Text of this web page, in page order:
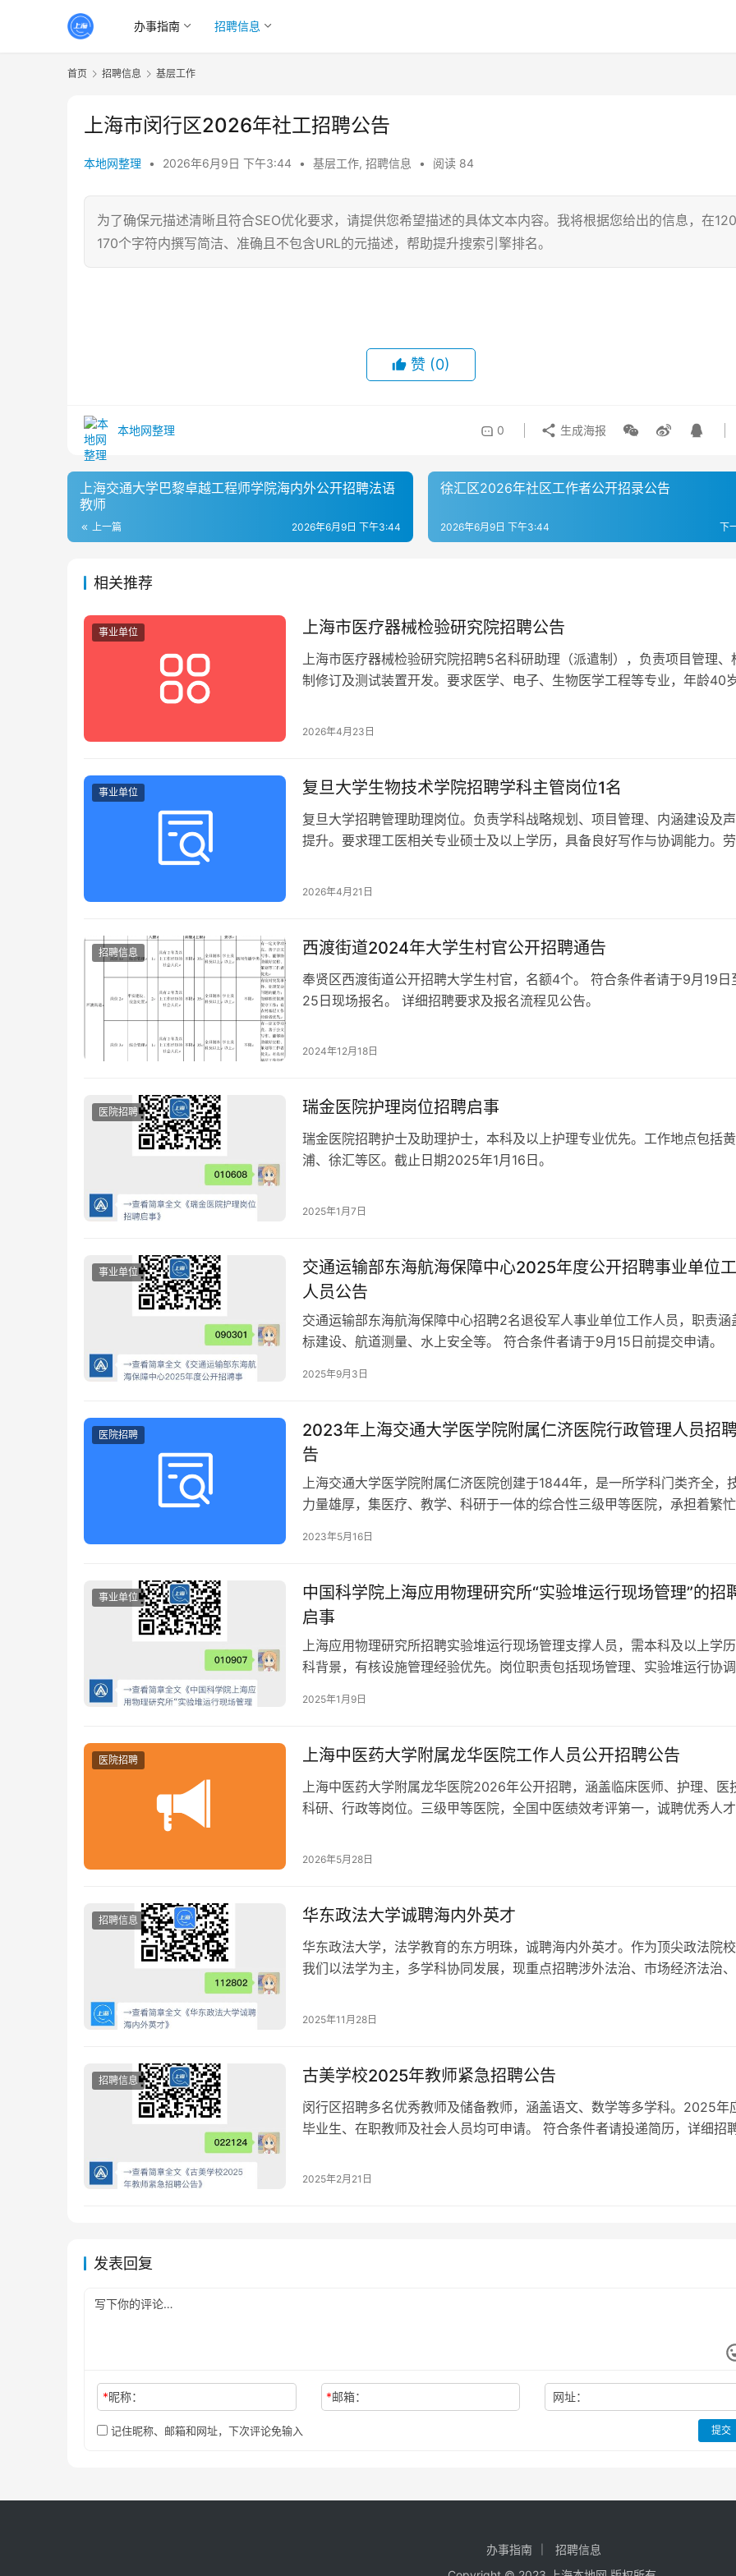
办事指南 招聘信息
首页 招聘信息 基层工作
上海市闵行区2026年社工招聘公告
本地网整理 • 2026年6月9日 下午3:44 • 基层工作, 招聘信息 • 阅读 84
为了确保元描述清晰且符合SEO优化要求，请提供您希望描述的具体文本内容。我将根据您给出的信息，在
170个字符内撰写简洁、准确且不包含URL的元描述，帮助提升搜索引擎排名。
赞 (0)
本地网整理 0 生成海报
上海交通大学巴黎卓越工程师学院海内外公开招聘法语
教师
上一篇 2026年6月9日 下午3:44
徐汇区2026年社区工作者公开招录公告
下
2026年6月9日 下午3:44
相关推荐
事业单位 上海市医疗器械检验研究院招聘公告
上海市医疗器械检验研究院招聘5名科研助理（派遣制），负责项目管理、
制修订及测试装置开发。要求医学、电子、生物医学工程等专业，年龄40
2026年4月23日
事业单位 复旦大学生物技术学院招聘学科主管岗位1名
复旦大学招聘管理助理岗位。负责学科战略规划、项目管理、内涵建设及
提升。要求理工医相关专业硕士及以上学历，具备良好写作与协调能力。劳
2026年4月21日
招聘信息 西渡街道2024年大学生村官公开招聘通告
奉贤区西渡街道公开招聘大学生村官，名额4个。 符合条件者请于9月19日
25日现场报名。 详细招聘要求及报名流程见公告。
2024年12月18日
医院招聘 瑞金医院护理岗位招聘启事
瑞金医院招聘护士及助理护士，本科及以上护理专业优先。工作地点包括黄
浦、徐汇等区。截止日期2025年1月16日。
2025年1月7日
事业单位
交通运输部东海航海保障中心2025年度公开招聘事业单位
人员公告
交通运输部东海航海保障中心招聘2名退役军人事业单位工作人员，职责涵
标建设、航道测量、水上安全等。 符合条件者请于9月15日前提交申请。
2025年9月3日
医院招聘
2023年上海交通大学医学院附属仁济医院行政管理人员招
告
上海交通大学医学院附属仁济医院创建于1844年，是一所学科门类齐全，
力量雄厚，集医疗、教学、科研于一体的综合性三级甲等医院，承担着繁忙
2023年5月16日
事业单位
中国科学院上海应用物理研究所“实验堆运行现场管理”的招
启事
上海应用物理研究所招聘实验堆运行现场管理支撑人员，需本科及以上学
科背景，有核设施管理经验优先。岗位职责包括现场管理、实验堆运行协调
2025年1月9日
医院招聘 上海中医药大学附属龙华医院工作人员公开招聘公告
上海中医药大学附属龙华医院2026年公开招聘，涵盖临床医师、护理、医
科研、行政等岗位。三级甲等医院，全国中医绩效考评第一，诚聘优秀人才
2026年5月28日
招聘信息 华东政法大学诚聘海内外英才
华东政法大学，法学教育的东方明珠，诚聘海内外英才。作为顶尖政法院校
我们以法学为主，多学科协同发展，现重点招聘涉外法治、市场经济法治、
“经天学者”计划与全面政策保障，共创辉煌。
2025年11月28日
招聘信息 古美学校2025年教师紧急招聘公告
闵行区招聘多名优秀教师及储备教师，涵盖语文、数学等多学科。2025年
毕业生、在职教师及社会人员均可申请。 符合条件者请投递简历，详细招聘要
2025年2月21日
发表回复
*昵称： *邮箱： 网址：
记住昵称、邮箱和网址，下次评论免输入 提交
办事指南
招聘信息